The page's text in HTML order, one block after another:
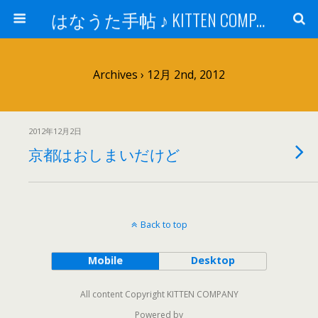
はなうた手帖 ♪ KITTEN COMPANY
Archives › 12月 2nd, 2012
2012年12月2日
京都はおしまいだけど
Back to top
Mobile Desktop
All content Copyright KITTEN COMPANY
Powered by